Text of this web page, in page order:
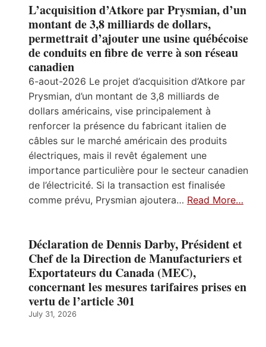
L’acquisition d’Atkore par Prysmian, d’un
montant de 3,8 milliards de dollars,
permettrait d’ajouter une usine québécoise
de conduits en fibre de verre à son réseau
canadien
6-aout-2026 Le projet d’acquisition d’Atkore par
Prysmian, d’un montant de 3,8 milliards de
dollars américains, vise principalement à
renforcer la présence du fabricant italien de
câbles sur le marché américain des produits
électriques, mais il revêt également une
importance particulière pour le secteur canadien
de l’électricité. Si la transaction est finalisée
comme prévu, Prysmian ajoutera… Read More…
Déclaration de Dennis Darby, Président et
Chef de la Direction de Manufacturiers et
Exportateurs du Canada (MEC),
concernant les mesures tarifaires prises en
vertu de l’article 301
July 31, 2026